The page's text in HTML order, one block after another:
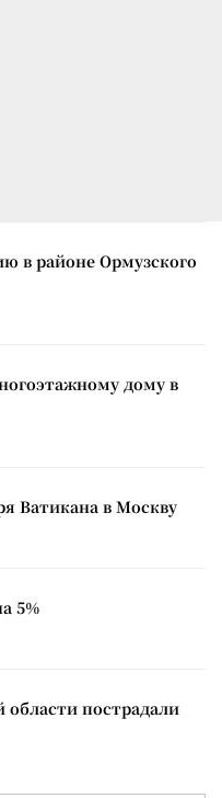
в районе Ормузского
дому в
Ватикана в Москву
5%
пострадали